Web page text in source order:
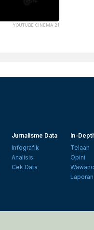
YOUTUBE CINEMA 21
Jurnalisme Data
Infografik
Analisis
Cek Data
In-
Telaah
Opini